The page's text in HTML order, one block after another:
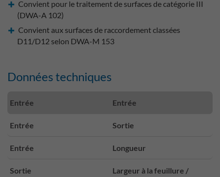
Convient pour le traitement de surfaces de catégorie III
(DWA-A 102)
Convient aux surfaces de raccordement classées
D11/D12 selon DWA-M 153
Données techniques
Entrée Entrée
Entrée Sortie
Entrée Longueur
Sortie
Largeur à la feuillure /